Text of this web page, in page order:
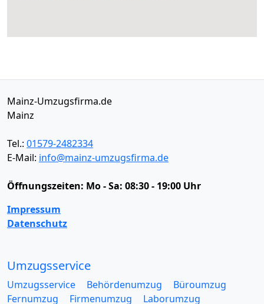
Mainz-Umzugsfirma.de
Mainz
Tel.: 01579-2482334
E-Mail: info@mainz-umzugsfirma.de
Öffnungszeiten: Mo - Sa: 08:30 - 19:00 Uhr
Impressum
Datenschutz
Umzugsservice
Umzugsservice Behördenumzug
Büroumzug
Fernumzug
Firmenumzug
Laborumzug